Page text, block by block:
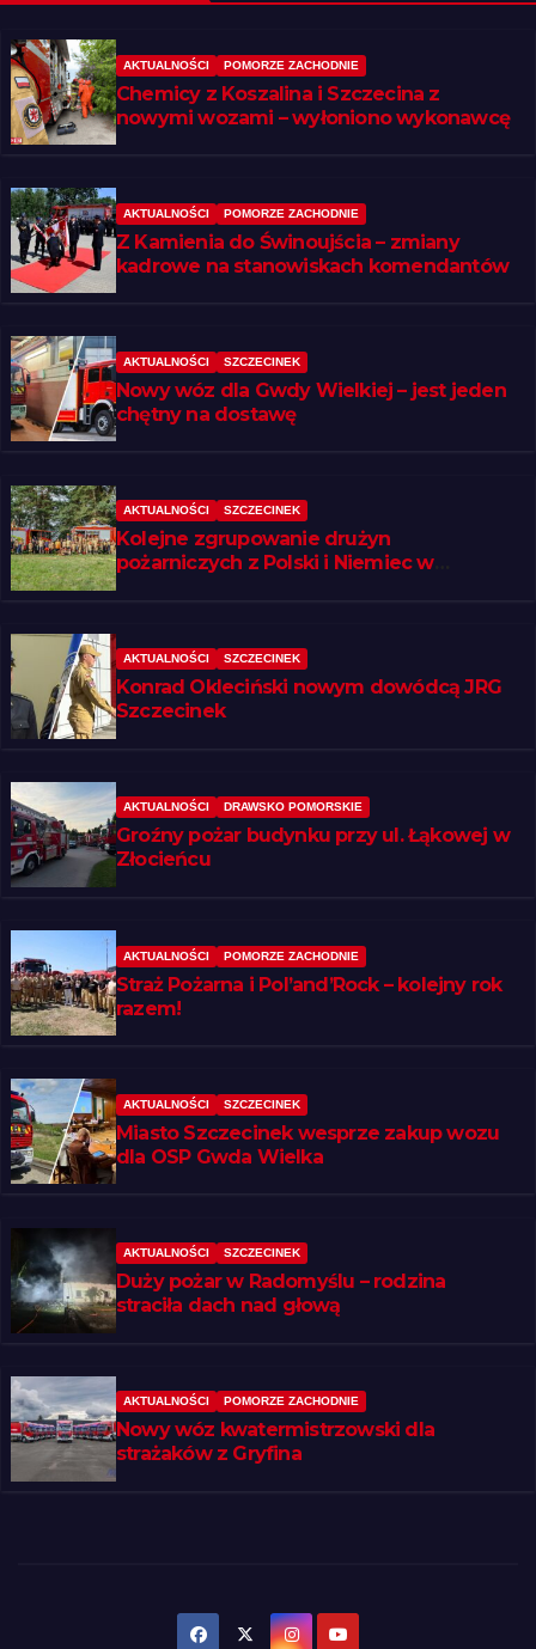
AKTUALNOŚCI POMORZE ZACHODNIE
Chemicy z Koszalina i Szczecina z
nowymi wozami – wyłoniono wykonawcę
AKTUALNOŚCI POMORZE ZACHODNIE
Z Kamienia do Świnoujścia – zmiany
kadrowe na stanowiskach komendantów
AKTUALNOŚCI SZCZECINEK
Nowy wóz dla Gwdy Wielkiej – jest jeden
chętny na dostawę
AKTUALNOŚCI SZCZECINEK
Kolejne zgrupowanie drużyn
pożarniczych z Polski i Niemiec w
AKTUALNOŚCI SZCZECINEK
Konrad Okleciński nowym dowódcą JRG
Szczecinek
AKTUALNOŚCI DRAWSKO POMORSKIE
Groźny pożar budynku przy ul. Łąkowej w
Złocieńcu
AKTUALNOŚCI POMORZE ZACHODNIE
Straż Pożarna i Pol’and’Rock – kolejny rok
razem!
AKTUALNOŚCI SZCZECINEK
Miasto Szczecinek wesprze zakup wozu
dla OSP Gwda Wielka
AKTUALNOŚCI SZCZECINEK
Duży pożar w Radomyślu – rodzina
straciła dach nad głową
AKTUALNOŚCI POMORZE ZACHODNIE
Nowy wóz kwatermistrzowski dla
strażaków z Gryfina